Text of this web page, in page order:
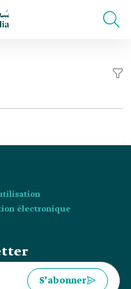
électronique
S’abonner